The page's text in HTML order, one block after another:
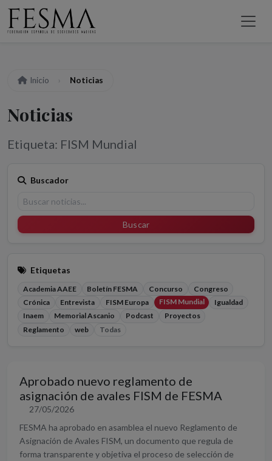
Inicio Noticias
Noticias
Etiqueta: FISM Mundial
Buscador
Buscar
Etiquetas
Academia AAEE Boletín FESMA Concurso
Congreso
Crónica
Entrevista FISM Europa FISM Mundial
Igualdad
Inaem
Memorial Ascanio Podcast
Proyectos
Reglamento
web Todas
Aprobado nuevo reglamento de
asignación de avales FISM de FESMA
27/05/2026
FESMA ha aprobado en asamblea el nuevo Reglamento de
Asignación de Avales FISM, un documento que regula de
forma transparente y objetiva el proceso de selección de